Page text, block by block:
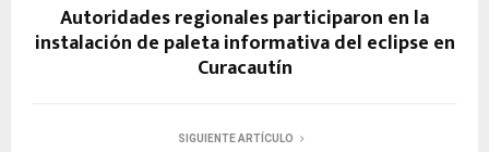
Autoridades regionales participaron en la
instalación de paleta informativa del eclipse en
Curacautín
SIGUIENTE ARTÍCULO